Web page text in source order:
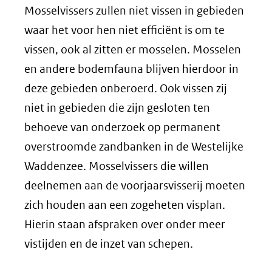
Mosselvissers zullen niet vissen in gebieden
waar het voor hen niet efficiënt is om te
vissen, ook al zitten er mosselen. Mosselen
en andere bodemfauna blijven hierdoor in
deze gebieden onberoerd. Ook vissen zij
niet in gebieden die zijn gesloten ten
behoeve van onderzoek op permanent
overstroomde zandbanken in de Westelijke
Waddenzee. Mosselvissers die willen
deelnemen aan de voorjaarsvisserij moeten
zich houden aan een zogeheten visplan.
Hierin staan afspraken over onder meer
vistijden en de inzet van schepen.